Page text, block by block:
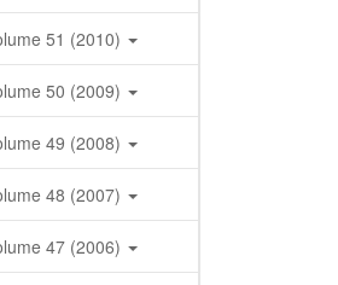
51 (2010)
50 (2009)
49 (2008)
48 (2007)
47 (2006)